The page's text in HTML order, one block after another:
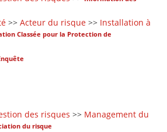
>> Acteur du risque >> Installation à
Classée pour la Protection de
des risques >> Management du
du risque